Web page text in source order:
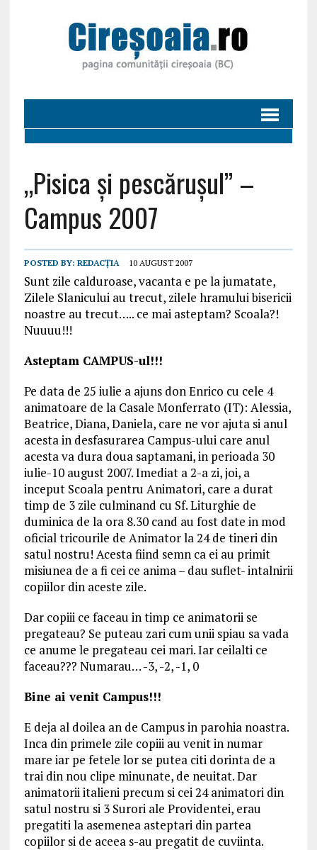
„Pisica și pescărușul” –
Campus 2007
POSTED BY: REDACȚIA 10 AUGUST 2007
Sunt zile calduroase, vacanta e pe la jumatate,
Zilele Slanicului au trecut, zilele hramului bisericii
noastre au trecut….. ce mai asteptam? Scoala?!
Nuuuu!!!
Asteptam CAMPUS-ul!!!
Pe data de 25 iulie a ajuns don Enrico cu cele 4
animatoare de la Casale Monferrato (IT): Alessia,
Beatrice, Diana, Daniela, care ne vor ajuta si anul
acesta in desfasurarea Campus-ului care anul
acesta va dura doua saptamani, in perioada 30
iulie-10 august 2007. Imediat a 2-a zi, joi, a
inceput Scoala pentru Animatori, care a durat
timp de 3 zile culminand cu Sf. Liturghie de
duminica de la ora 8.30 cand au fost date in mod
oficial tricourile de Animator la 24 de tineri din
satul nostru! Acesta fiind semn ca ei au primit
misiunea de a fi cei ce anima – dau suflet- intalnirii
copiilor din aceste zile.
Dar copiii ce faceau in timp ce animatorii se
pregateau? Se puteau zari cum unii spiau sa vada
ce anume le pregateau cei mari. Iar ceilalti ce
faceau??? Numarau… -3, -2, -1, 0
Bine ai venit Campus!!!
E deja al doilea an de Campus in parohia noastra.
Inca din primele zile copiii au venit in numar
mare iar pe fetele lor se putea citi dorinta de a
trai din nou clipe minunate, de neuitat. Dar
animatorii italieni precum si cei 24 animatori din
satul nostru si 3 Surori ale Providentei, erau
pregatiti la asemenea asteptari din partea
copiilor si de aceea s-au pregatit de cuviinta.